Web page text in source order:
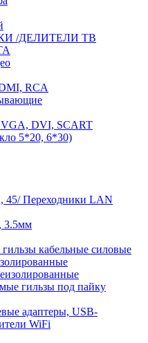
/ДЕЛИТЕЛИ ТВ
RCA
DVI, SCART
5*20, 6*30)
45/ Переходники LAN
3.5мм
кабельные силовые
гильзы под пайку
адаптеры, USB-
WiFi